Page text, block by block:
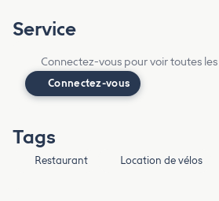
Service
Connectez-vous pour voir toutes
Connectez-vous
Tags
Restaurant Location de vélos